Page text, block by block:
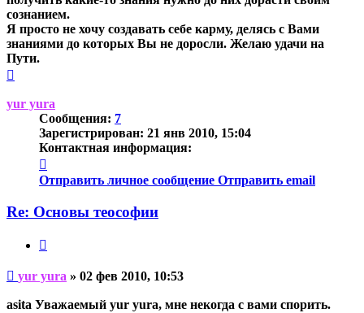
сознанием.
Я просто не хочу создавать себе карму, делясь с Вами
знаниями до которых Вы не доросли. Желаю удачи на
Пути.
началу
yur yura
Сообщения: 7
Зарегистрирован: 21 янв 2010, 15:04
Контактная информация:
информация
пользователя
yura
Отправить личное сообщение Отправить email
Re: Основы теософии
Непрочитанное
сообщение
yur yura » 02 фев 2010, 10:53
asita Уважаемый yur yura, мне некогда с вами спорить.